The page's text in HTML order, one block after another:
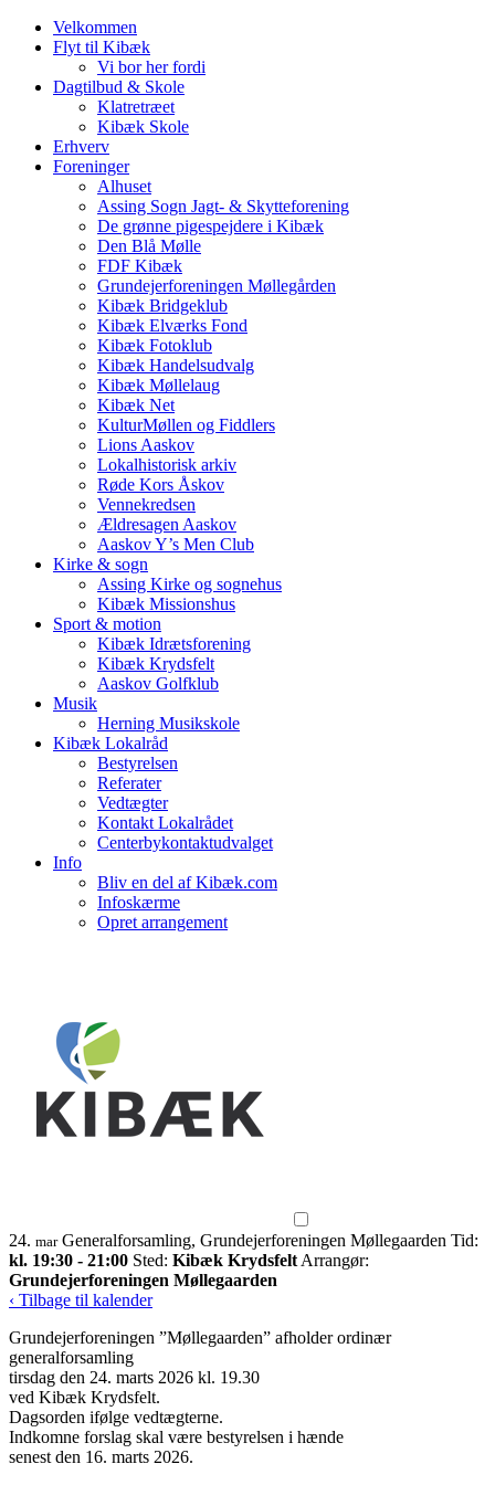
Velkommen
Flyt til Kibæk
Vi bor her fordi
Dagtilbud & Skole
Klatretræet
Kibæk Skole
Erhverv
Foreninger
Alhuset
Assing Sogn Jagt- & Skytteforening
De grønne pigespejdere i Kibæk
Den Blå Mølle
FDF Kibæk
Grundejerforeningen Møllegården
Kibæk Bridgeklub
Kibæk Elværks Fond
Kibæk Fotoklub
Kibæk Handelsudvalg
Kibæk Møllelaug
Kibæk Net
KulturMøllen og Fiddlers
Lions Aaskov
Lokalhistorisk arkiv
Røde Kors Åskov
Vennekredsen
Ældresagen Aaskov
Aaskov Y’s Men Club
Kirke & sogn
Assing Kirke og sognehus
Kibæk Missionshus
Sport & motion
Kibæk Idrætsforening
Kibæk Krydsfelt
Aaskov Golfklub
Musik
Herning Musikskole
Kibæk Lokalråd
Bestyrelsen
Referater
Vedtægter
Kontakt Lokalrådet
Centerbykontaktudvalget
Info
Bliv en del af Kibæk.com
Infoskærme
Opret arrangement
24. mar Generalforsamling, Grundejerforeningen Møllegaarden Tid:
kl. 19:30 - 21:00 Sted: Kibæk Krydsfelt Arrangør:
Grundejerforeningen Møllegaarden
‹ Tilbage til kalender
Grundejerforeningen ”Møllegaarden” afholder ordinær
generalforsamling
tirsdag den 24. marts 2026 kl. 19.30
ved Kibæk Krydsfelt.
Dagsorden ifølge vedtægterne.
Indkomne forslag skal være bestyrelsen i hænde
senest den 16. marts 2026.